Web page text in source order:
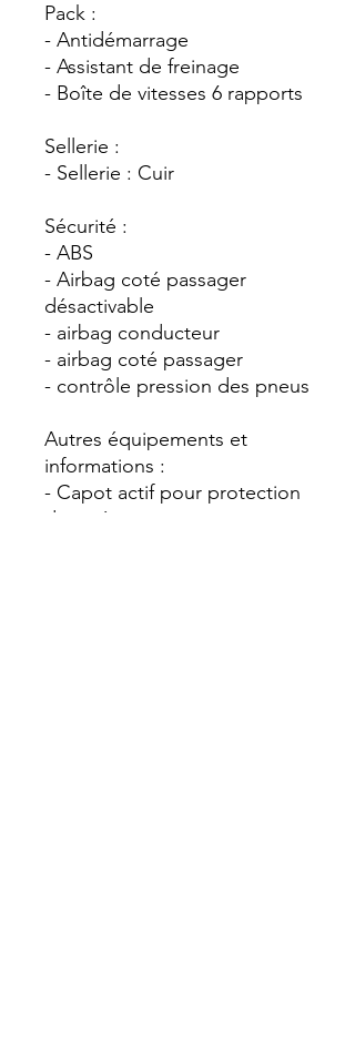
Pack :
- Antidémarrage
- Assistant de freinage
- Boîte de vitesses 6 rapports
Sellerie :
- Sellerie : Cuir
Sécurité :
- ABS
- Airbag coté passager
désactivable
- airbag conducteur
- airbag coté passager
- contrôle pression des pneus
Autres équipements et
informations :
- Capot actif pour protection
des piétons